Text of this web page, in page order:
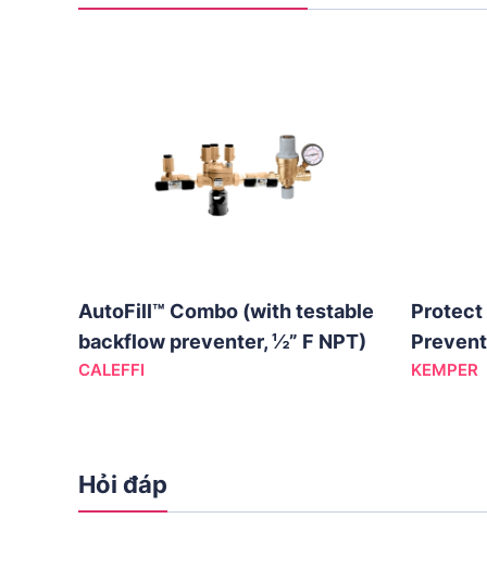
AutoFill™ Combo (with testable
backflow preventer, ½” F NPT)
CALEFFI
Protect
KEMPER
Hỏi đáp